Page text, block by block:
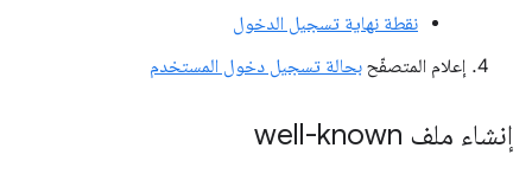
نقطة نهاية تسجيل الدخول
إعلام المتصفّح بحالة تسجيل دخول المستخدم
إنشاء ملف well-known